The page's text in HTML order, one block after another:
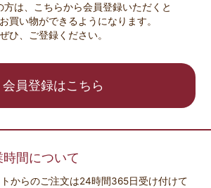
方は、こちらから会員登録いただくと
買い物ができるようになります。
ぜひ、ご登録ください。
会員登録はこちら
間について
からのご注文は24時間365日受け付けて